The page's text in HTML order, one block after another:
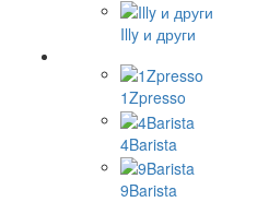
Illy и други
1Zpresso
4Barista
9Barista